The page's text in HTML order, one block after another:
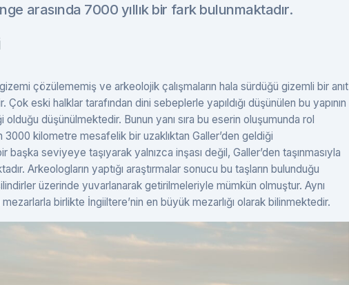
arasında 7000 yıllık bir fark bulunmaktadır.
çözülememiş ve arkeolojik çalışmaların hala sürdüğü gizemli bir anıt
eski halklar tarafından dini sebeplerle yapıldığı düşünülen bu yapının
düşünülmektedir. Bunun yanı sıra bu eserin oluşumunda rol
kilometre mesafelik bir uzaklıktan Galler’den geldiği
seviyeye taşıyarak yalnızca inşası değil, Galler’den taşınmasıyla
Arkeologların yaptığı araştırmalar sonucu bu taşların bulunduğu
üzerinde yuvarlanarak getirilmeleriyle mümkün olmuştur. Aynı
mezarlarla birlikte İngiiltere’nin en büyük mezarlığı olarak bilinmektedir.